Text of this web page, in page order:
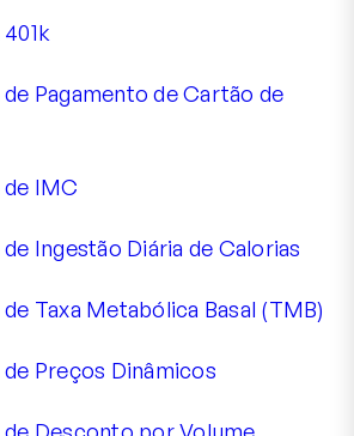
Pagamento de Cartão de
IMC
Ingestão Diária de Calorias
Taxa Metabólica Basal (TMB)
Preços Dinâmicos